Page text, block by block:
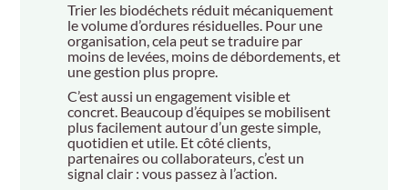
Trier les biodéchets réduit mécaniquement
le volume d’ordures résiduelles. Pour une
organisation, cela peut se traduire par
moins de levées, moins de débordements, et
une gestion plus propre.
C’est aussi un engagement visible et
concret. Beaucoup d’équipes se mobilisent
plus facilement autour d’un geste simple,
quotidien et utile. Et côté clients,
partenaires ou collaborateurs, c’est un
signal clair : vous passez à l’action.